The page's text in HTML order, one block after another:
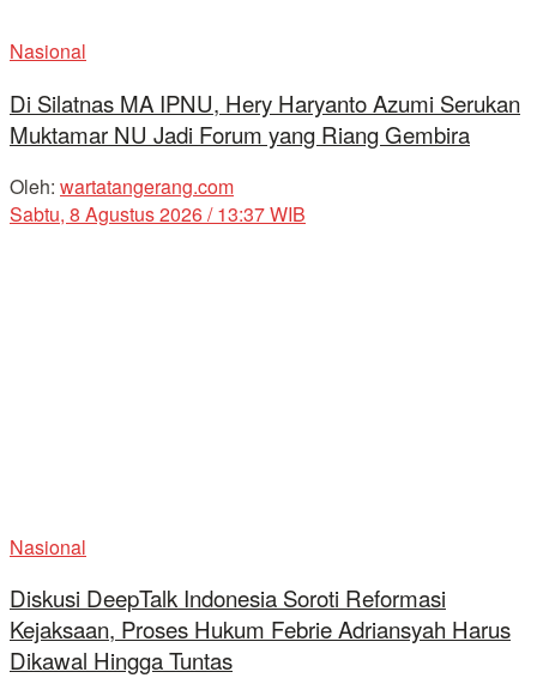
Nasional
Di Silatnas MA IPNU, Hery Haryanto Azumi Serukan
Muktamar NU Jadi Forum yang Riang Gembira
Oleh: wartatangerang.com
Sabtu, 8 Agustus 2026 / 13:37 WIB
Nasional
Diskusi DeepTalk Indonesia Soroti Reformasi
Kejaksaan, Proses Hukum Febrie Adriansyah Harus
Dikawal Hingga Tuntas